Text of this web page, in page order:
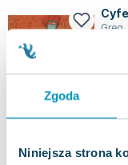
Zgoda
Niniejsza strona
Greg